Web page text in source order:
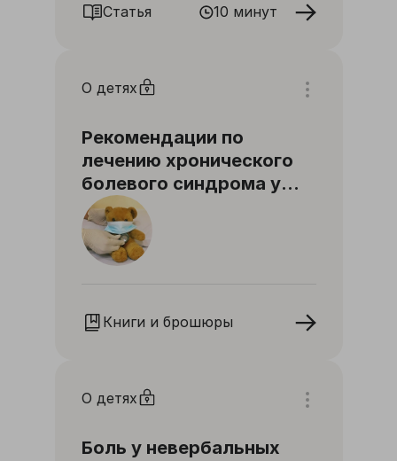
Статья 10 минут
О детях
Рекомендации по
лечению хронического
болевого синдрома у
детей
Книги и брошюры
О детях
Боль у невербальных